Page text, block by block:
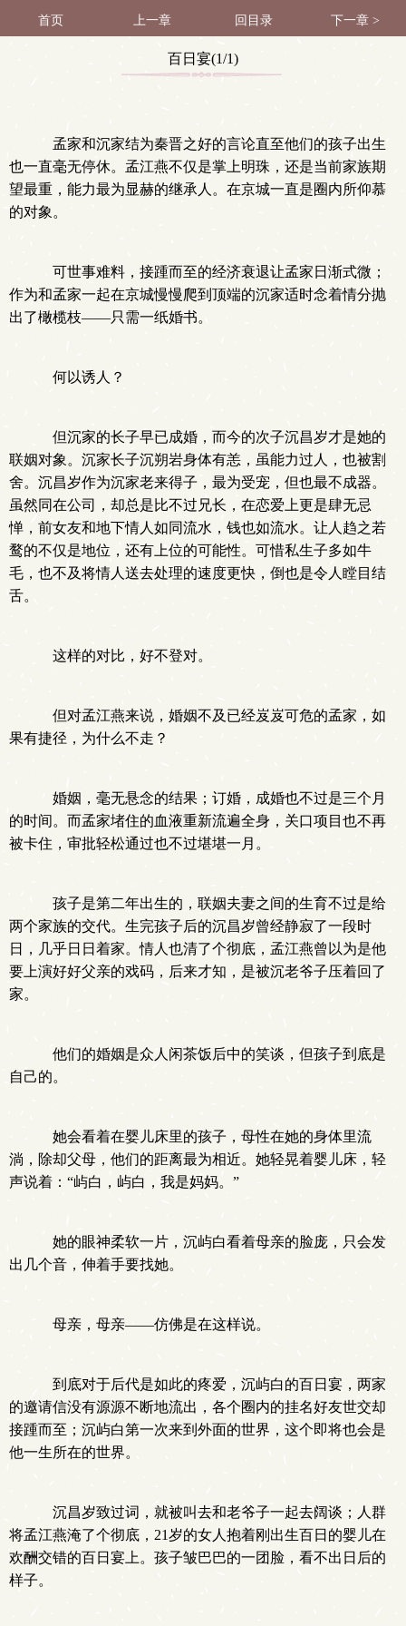
首页 上一章 回目录 下一章 >
百日宴(1/1)
孟家和沉家结为秦晋之好的言论直至他们的孩子出生
也一直毫无停休。孟江燕不仅是掌上明珠，还是当前家族期
望最重，能力最为显赫的继承人。在京城一直是圈内所仰慕
的对象。
可世事难料，接踵而至的经济衰退让孟家日渐式微；
作为和孟家一起在京城慢慢爬到顶端的沉家适时念着情分抛
出了橄榄枝——只需一纸婚书。
何以诱人？
但沉家的长子早已成婚，而今的次子沉昌岁才是她的
联姻对象。沉家长子沉朔岩身体有恙，虽能力过人，也被割
舍。沉昌岁作为沉家老来得子，最为受宠，但也最不成器。
虽然同在公司，却总是比不过兄长，在恋爱上更是肆无忌
惮，前女友和地下情人如同流水，钱也如流水。让人趋之若
鹜的不仅是地位，还有上位的可能性。可惜私生子多如牛
毛，也不及将情人送去处理的速度更快，倒也是令人瞠目结
舌。
这样的对比，好不登对。
但对孟江燕来说，婚姻不及已经岌岌可危的孟家，如
果有捷径，为什么不走？
婚姻，毫无悬念的结果；订婚，成婚也不过是三个月
的时间。而孟家堵住的血液重新流遍全身，关口项目也不再
被卡住，审批轻松通过也不过堪堪一月。
孩子是第二年出生的，联姻夫妻之间的生育不过是给
两个家族的交代。生完孩子后的沉昌岁曾经静寂了一段时
日，几乎日日着家。情人也清了个彻底，孟江燕曾以为是他
要上演好好父亲的戏码，后来才知，是被沉老爷子压着回了
家。
他们的婚姻是众人闲茶饭后中的笑谈，但孩子到底是
自己的。
她会看着在婴儿床里的孩子，母性在她的身体里流
淌，除却父母，他们的距离最为相近。她轻晃着婴儿床，轻
声说着：“屿白，屿白，我是妈妈。”
她的眼神柔软一片，沉屿白看着母亲的脸庞，只会发
出几个音，伸着手要找她。
母亲，母亲——仿佛是在这样说。
到底对于后代是如此的疼爱，沉屿白的百日宴，两家
的邀请信没有源源不断地流出，各个圈内的挂名好友世交却
接踵而至；沉屿白第一次来到外面的世界，这个即将也会是
他一生所在的世界。
沉昌岁致过词，就被叫去和老爷子一起去阔谈；人群
将孟江燕淹了个彻底，21岁的女人抱着刚出生百日的婴儿在
欢酬交错的百日宴上。孩子皱巴巴的一团脸，看不出日后的
样子。